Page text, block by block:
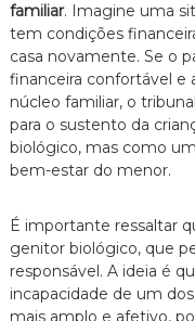
familiar. Imagine uma
tem condições
casa novamente. Se o
financeira confortável e
núcleo familiar, o
para o sustento da
biológico, mas como um
bem-estar do menor.
É importante ressaltar
genitor biológico, que
responsável. A ideia é
incapacidade de um
mais amplo e afetivo,